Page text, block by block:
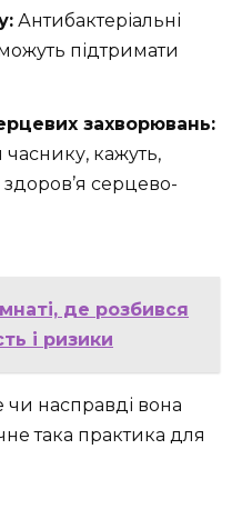
Антибактеріальні
підтримати
захворювань:
кажуть,
серцево-
де розбився
і ризики
чи насправді вона
така практика для